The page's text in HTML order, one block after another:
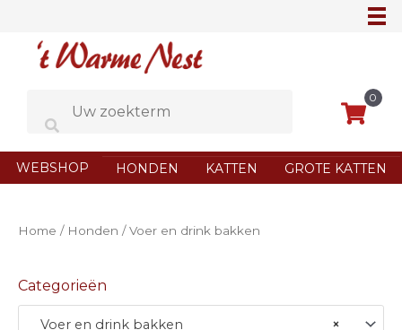
0
WEBSHOP HONDEN KATTEN GROTE KATTEN
Home / Honden / Voer en drink bakken
Categorieën
×
Voer en drink bakken